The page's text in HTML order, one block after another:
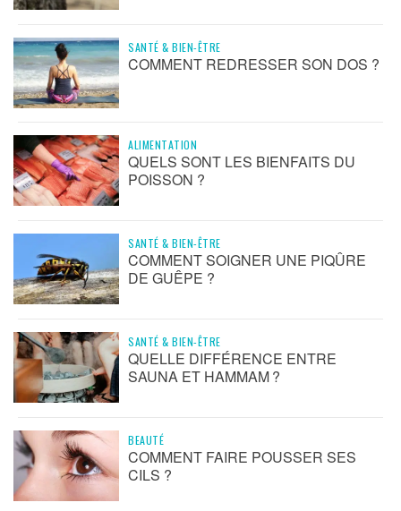
SANTÉ & BIEN-ÊTRE
COMMENT REDRESSER SON DOS ?
ALIMENTATION
QUELS SONT LES BIENFAITS DU
POISSON ?
SANTÉ & BIEN-ÊTRE
COMMENT SOIGNER UNE PIQÛRE
DE GUÊPE ?
SANTÉ & BIEN-ÊTRE
QUELLE DIFFÉRENCE ENTRE
SAUNA ET HAMMAM ?
BEAUTÉ
COMMENT FAIRE POUSSER SES
CILS ?